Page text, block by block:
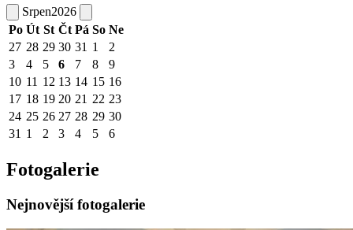
Srpen2026
Po Út St Čt Pá So Ne
27 28 29 30 31 1
2
3
4 5 6 7 8
9
10 11 12 13 14 15 16
17 18 19 20 21 22 23
24 25 26 27 28 29 30
31 1 2 3 4 5 6
Fotogalerie
Nejnovější fotogalerie